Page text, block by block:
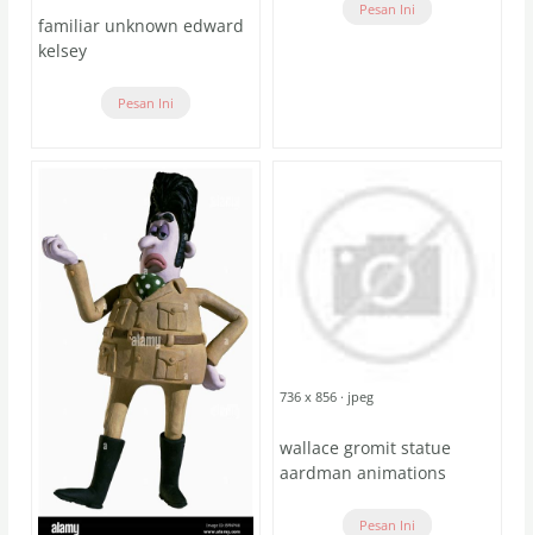
familiar unknown edward
kelsey
Pesan Ini
Pesan Ini
736 x 856 · jpeg
wallace gromit statue
aardman animations
Pesan Ini